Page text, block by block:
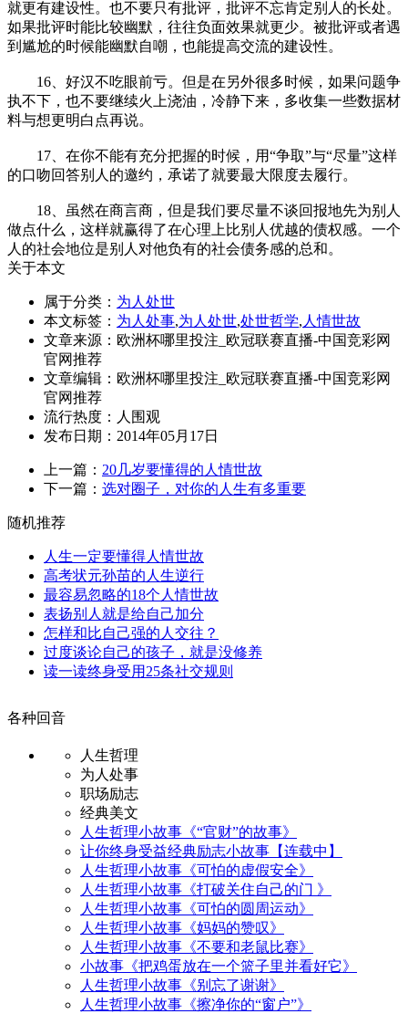
就更有建设性。也不要只有批评，批评不忘肯定别人的长处。
如果批评时能比较幽默，往往负面效果就更少。被批评或者遇
到尴尬的时候能幽默自嘲，也能提高交流的建设性。
16、好汉不吃眼前亏。但是在另外很多时候，如果问题争
执不下，也不要继续火上浇油，冷静下来，多收集一些数据材
料与想更明白点再说。
17、在你不能有充分把握的时候，用“争取”与“尽量”这样
的口吻回答别人的邀约，承诺了就要最大限度去履行。
18、虽然在商言商，但是我们要尽量不谈回报地先为别人
做点什么，这样就赢得了在心理上比别人优越的债权感。一个
人的社会地位是别人对他负有的社会债务感的总和。
关于本文
属于分类： 为人处世
本文标签： 为人处事,为人处世,处世哲学, 人情世故
文章来源：欧洲杯哪里投注_欧冠联赛直播-中国竞彩网
官网推荐
文章编辑：欧洲杯哪里投注_欧冠联赛直播-中国竞彩网
官网推荐
流行热度： 人围观
发布日期：2014年05月17日
上一篇： 20几岁要懂得的人情世故
下一篇： 选对圈子，对你的人生有多重要
随机推荐
人生一定要懂得人情世故
高考状元孙苗的人生逆行
最容易忽略的18个人情世故
表扬别人就是给自己加分
怎样和比自己强的人交往？
过度谈论自己的孩子，就是没修养
读一读终身受用25条社交规则
各种回音
人生哲理
为人处事
职场励志
经典美文
人生哲理小故事《“官财”的故事》
让你终身受益经典励志小故事【连载中】
人生哲理小故事《可怕的虚假安全》
人生哲理小故事《打破关住自己的门 》
人生哲理小故事《可怕的圆周运动》
人生哲理小故事《妈妈的赞叹》
人生哲理小故事《不要和老鼠比赛》
小故事《把鸡蛋放在一个篮子里并看好它》
人生哲理小故事《别忘了谢谢》
人生哲理小故事《擦净你的“窗户”》